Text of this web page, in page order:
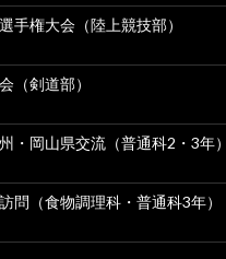
手権大会（陸上競技部）
（剣道部）
・岡山県交流（普通科2・3年）
問（食物調理科・普通科3年）